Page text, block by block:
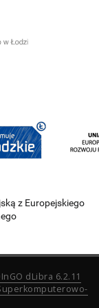
z Europejskiego
dLibra 6.2.11